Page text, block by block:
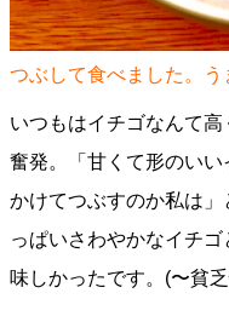
つぶして食べました。う
いつもはイチゴなんて
奮発。「甘くて形のい
かけてつぶすのか私は
っぱいさわやかなイチ
味しかったです。(〜貧